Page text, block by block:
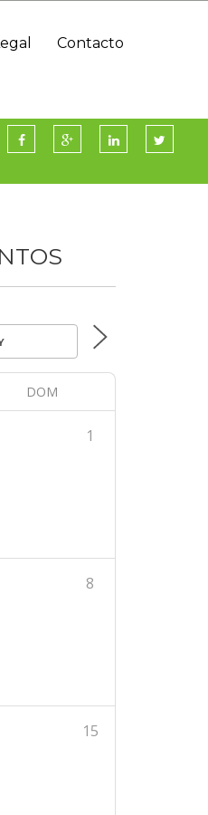
Contacto
DOM
1
8
15